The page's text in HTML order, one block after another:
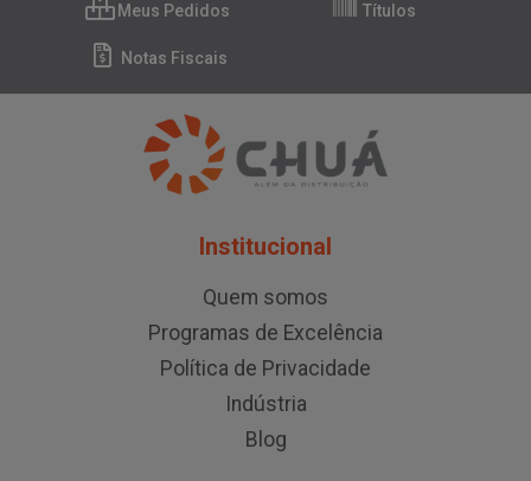
Meus Pedidos Títulos
Notas Fiscais
Institucional
Quem somos
Programas de Excelência
Política de Privacidade
Indústria
Blog